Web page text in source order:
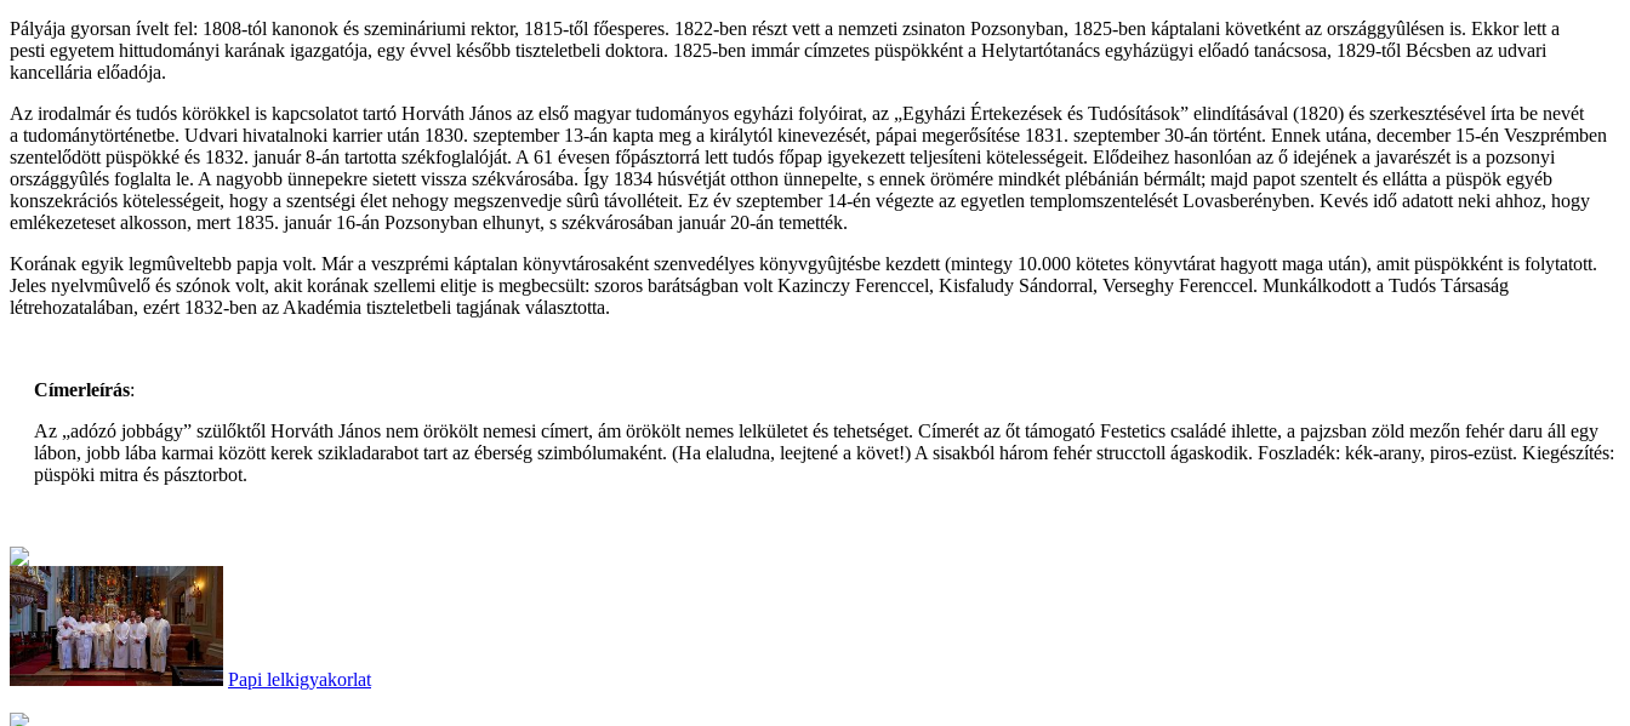
Pályája gyorsan ívelt fel: 1808-tól kanonok és szemináriumi rektor, 1815-től főesperes. 1822-ben részt vett a nemzeti zsinaton Pozsonyban, 1825-ben káptalani követként az országgyûlésen is. Ekkor lett a
pesti egyetem hittudományi karának igazgatója, egy évvel később tiszteletbeli doktora. 1825-ben immár címzetes püspökként a Helytartótanács egyházügyi előadó tanácsosa, 1829-től Bécsben az udvari
kancellária előadója.
Az irodalmár és tudós körökkel is kapcsolatot tartó Horváth János az első magyar tudományos egyházi folyóirat, az „Egyházi Értekezések és Tudósítások” elindításával (1820) és szerkesztésével írta be nevét
a tudománytörténetbe. Udvari hivatalnoki karrier után 1830. szeptember 13-án kapta meg a királytól kinevezését, pápai megerősítése 1831. szeptember 30-án történt. Ennek utána, december 15-én Veszprémben
szentelődött püspökké és 1832. január 8-án tartotta székfoglalóját. A 61 évesen főpásztorrá lett tudós főpap igyekezett teljesíteni kötelességeit. Elődeihez hasonlóan az ő idejének a javarészét is a pozsonyi
országgyûlés foglalta le. A nagyobb ünnepekre sietett vissza székvárosába. Így 1834 húsvétját otthon ünnepelte, s ennek örömére mindkét plébánián bérmált; majd papot szentelt és ellátta a püspök egyéb
konszekrációs kötelességeit, hogy a szentségi élet nehogy megszenvedje sûrû távolléteit. Ez év szeptember 14-én végezte az egyetlen templomszentelését Lovasberényben. Kevés idő adatott neki ahhoz, hogy
emlékezeteset alkosson, mert 1835. január 16-án Pozsonyban elhunyt, s székvárosában január 20-án temették.
Korának egyik legmûveltebb papja volt. Már a veszprémi káptalan könyvtárosaként szenvedélyes könyvgyûjtésbe kezdett (mintegy 10.000 kötetes könyvtárat hagyott maga után), amit püspökként is folytatott.
Jeles nyelvmûvelő és szónok volt, akit korának szellemi elitje is megbecsült: szoros barátságban volt Kazinczy Ferenccel, Kisfaludy Sándorral, Verseghy Ferenccel. Munkálkodott a Tudós Társaság
létrehozatalában, ezért 1832-ben az Akadémia tiszteletbeli tagjának választotta.
Címerleírás:
Az „adózó jobbágy” szülőktől Horváth János nem örökölt nemesi címert, ám örökölt nemes lelkületet és tehetséget. Címerét az őt támogató Festetics családé ihlette, a pajzsban zöld mezőn fehér daru áll egy
lábon, jobb lába karmai között kerek szikladarabot tart az éberség szimbólumaként. (Ha elaludna, leejtené a követ!) A sisakból három fehér strucctoll ágaskodik. Foszladék: kék-arany, piros-ezüst. Kiegészítés:
püspöki mitra és pásztorbot.
Papi lelkigyakorlat